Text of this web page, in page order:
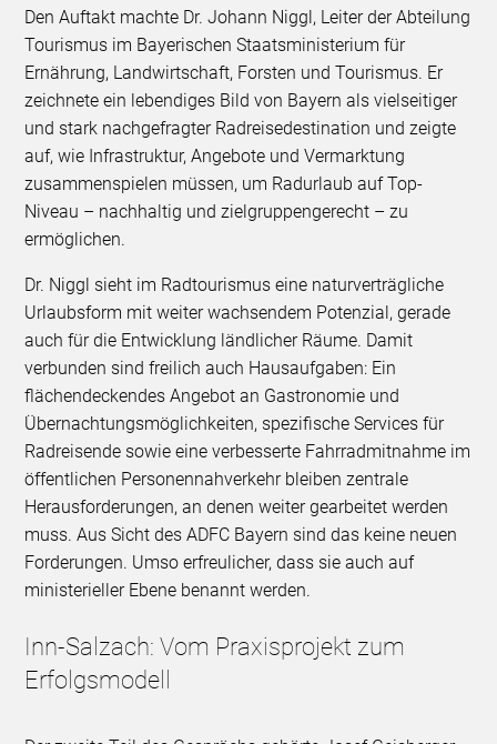
Den Auftakt machte Dr. Johann Niggl, Leiter der Abteilung
Tourismus im Bayerischen Staatsministerium für
Ernährung, Landwirtschaft, Forsten und Tourismus. Er
zeichnete ein lebendiges Bild von Bayern als vielseitiger
und stark nachgefragter Radreisedestination und zeigte
auf, wie Infrastruktur, Angebote und Vermarktung
zusammenspielen müssen, um Radurlaub auf Top-
Niveau – nachhaltig und zielgruppengerecht – zu
ermöglichen.
Dr. Niggl sieht im Radtourismus eine naturverträgliche
Urlaubsform mit weiter wachsendem Potenzial, gerade
auch für die Entwicklung ländlicher Räume. Damit
verbunden sind freilich auch Hausaufgaben: Ein
flächendeckendes Angebot an Gastronomie und
Übernachtungsmöglichkeiten, spezifische Services für
Radreisende sowie eine verbesserte Fahrradmitnahme im
öffentlichen Personennahverkehr bleiben zentrale
Herausforderungen, an denen weiter gearbeitet werden
muss. Aus Sicht des ADFC Bayern sind das keine neuen
Forderungen. Umso erfreulicher, dass sie auch auf
ministerieller Ebene benannt werden.
Inn-Salzach: Vom Praxisprojekt zum
Erfolgsmodell